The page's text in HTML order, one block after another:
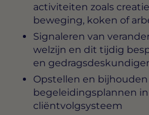
activiteiten zoals
beweging, koken of
Signaleren van
welzijn en dit tijdig
en
Opstellen en
begeleidingsplannen
cliëntvolgsysteem